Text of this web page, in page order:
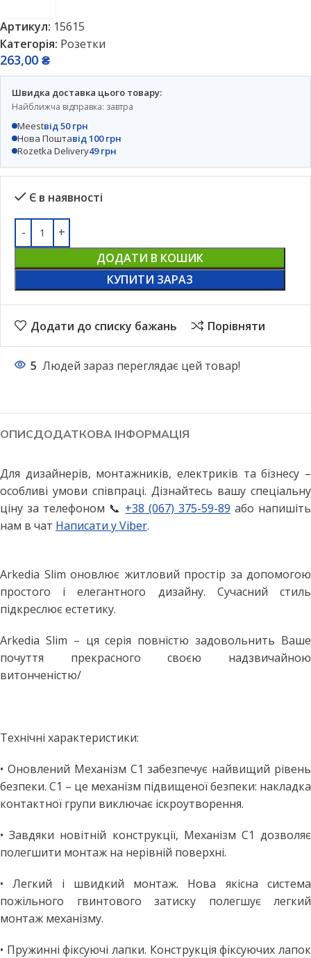
Артикул: 15615
Категорія: Розетки
263,00 ₴
Швидка доставка цього товару:
Найближча відправка: завтра
Meestвід 50 грн
Нова Поштавід 100 грн
Rozetka Delivery49 грн
Є в наявності
ДОДАТИ В КОШИК
КУПИТИ ЗАРАЗ
Додати до списку бажань Порівняти
5 Людей зараз переглядає цей товар!
ОПИСДОДАТКОВА ІНФОРМАЦІЯ
Для дизайнерів, монтажників, електриків та бізнесу –
особливі умови співпраці. Дізнайтесь вашу спеціальну
ціну за телефоном 📞 +38 (067) 375-59-89 або напишіть
нам в чат Написати у Viber.
Arkedia Slim оновлює житловий простір за допомогою
простого і елегантного дизайну. Сучасний стиль
підкреслює естетику.
Arkedia Slim – ця серія повністю задовольнить Ваше
почуття прекрасного своєю надзвичайною
витонченістю/
Технічні характеристики:
• Оновлений Механізм С1 забезпечує найвищий рівень
безпеки. C1 – це механізм підвищеної безпеки: накладка
контактної групи виключає іскроутворення.
• Завдяки новітній конструкції, Механізм С1 дозволяє
полегшити монтаж на нерівній поверхні.
• Легкий і швидкий монтаж. Нова якісна система
пожільного гвинтового затиску полегшує легкий
монтаж механізму.
• Пружинні фіксуючі лапки. Конструкція фіксуючих лапок